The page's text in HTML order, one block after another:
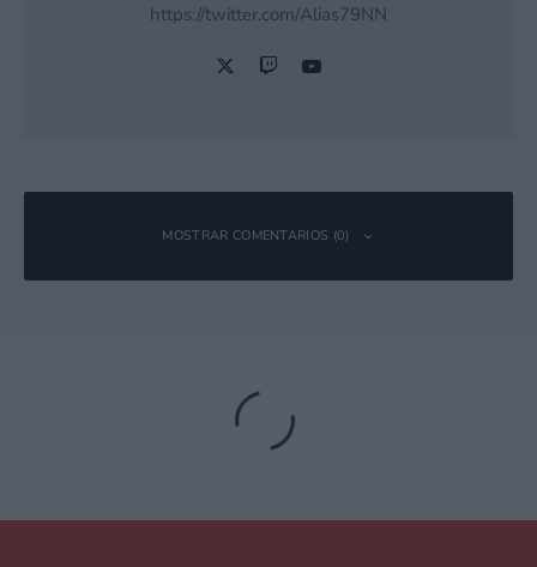
https://twitter.com/Alias79NN
MOSTRAR COMENTARIOS (0)
Tu dirección de correo electrónico no será publicada.
obligatorios están marcados con*